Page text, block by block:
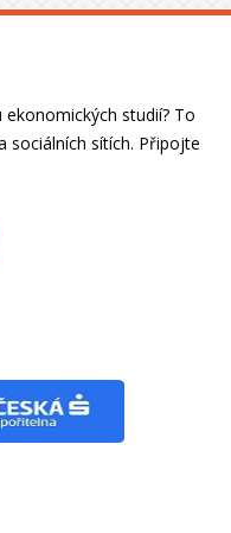
studií? To
sociálních sítích. Připojte